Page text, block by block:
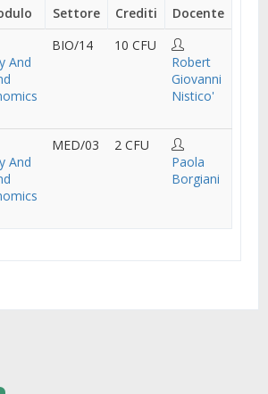
Settore Crediti
Docente
And
BIO/14
10 CFU
Robert
Giovanni
Nistico'
And
MED/03
2 CFU
Paola
Borgiani